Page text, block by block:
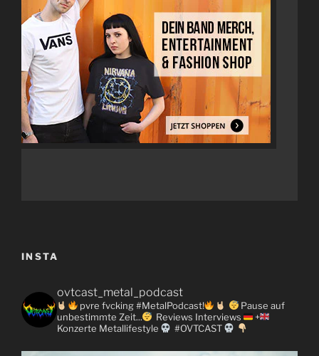
INSTA
ovtcast_metal_podcast
pvre fvcking #MetalPodcast!
Pause auf
unbestimmte Zeit...
Reviews Interviews
+
Konzerte Metallifestyle #OVTCAST